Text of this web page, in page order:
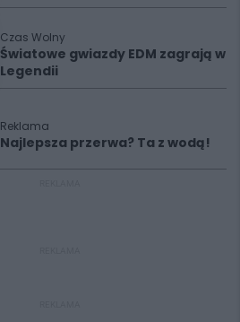
Czas Wolny
Światowe gwiazdy EDM zagrają w
Legendii
Reklama
Najlepsza przerwa? Ta z wodą!